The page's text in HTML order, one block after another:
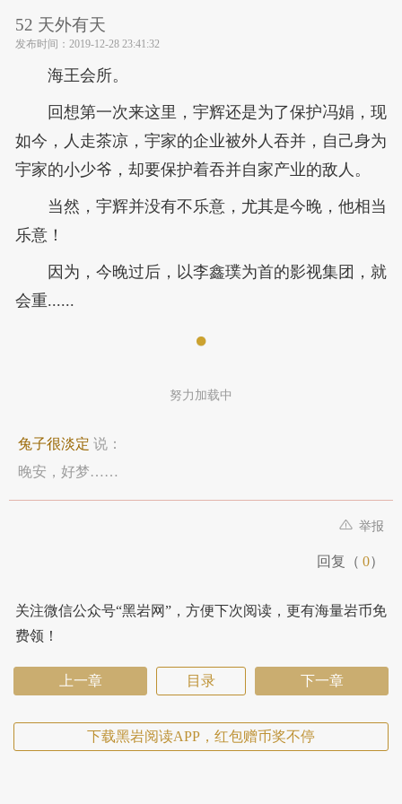
52 天外有天
发布时间： 2019-12-28 23:41:32
海王会所。
回想第一次来这里，宇辉还是为了保护冯娟，现
如今，人走茶凉，宇家的企业被外人吞并，自己身为
宇家的小少爷，却要保护着吞并自家产业的敌人。
当然，宇辉并没有不乐意，尤其是今晚，他相当
乐意！
因为，今晚过后，以李鑫璞为首的影视集团，就
会重......
努力加载中
兔子很淡定 说：
晚安，好梦……
举报
回复（ 0）
关注微信公众号“黑岩网”，方便下次阅读，更有海量岩币免
费领！
上一章 目录 下一章
下载黑岩阅读APP，红包赠币奖不停